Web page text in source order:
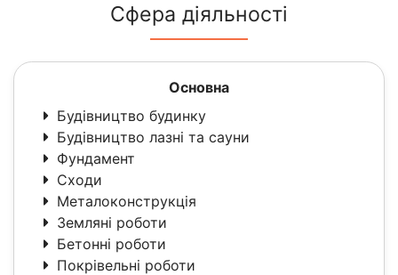
Сфера діяльності
Основна
Будівництво будинку
Будівництво лазні та сауни
Фундамент
Сходи
Металоконструкція
Земляні роботи
Бетонні роботи
Покрівельні роботи